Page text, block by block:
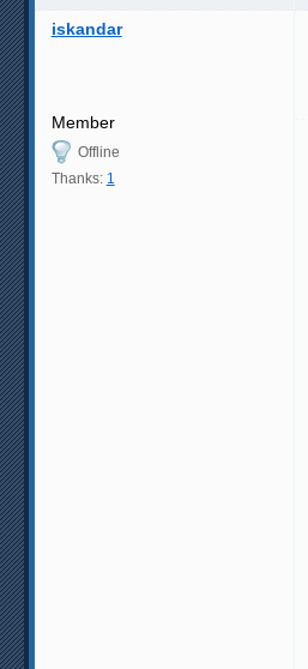
iskandar
Member
Offline
Thanks: 1